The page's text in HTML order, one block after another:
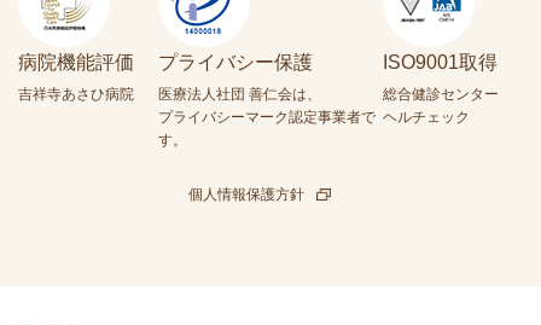
病院機能評価
吉祥寺あさひ病院
プライバシー保護
医療法人社団 善仁会は、
プライバシーマーク認定事業者で
す。
個人情報保護方針
ISO9001取得
総合健診センター
ヘルチェック